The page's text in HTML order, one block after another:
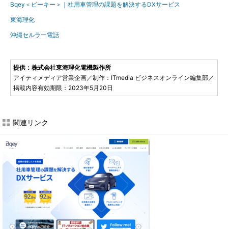
Bqey＜ビーキー＞｜社用車管理の課題を解決するDXサービス
東海理化
沖縄セルラー電話
提供：株式会社東海理化電機製作所
アイティメディア営業企画／制作：ITmedia ビジネスオンライン編集部／
掲載内容有効期限：2023年5月20日
関連リンク